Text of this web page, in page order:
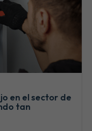
en el sector de
tan